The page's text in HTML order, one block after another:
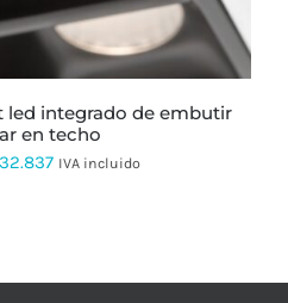
PUEDEN
ELEGIR
PÁGINA
DE
PRODUCTO
en techo
Rango
IVA incluido